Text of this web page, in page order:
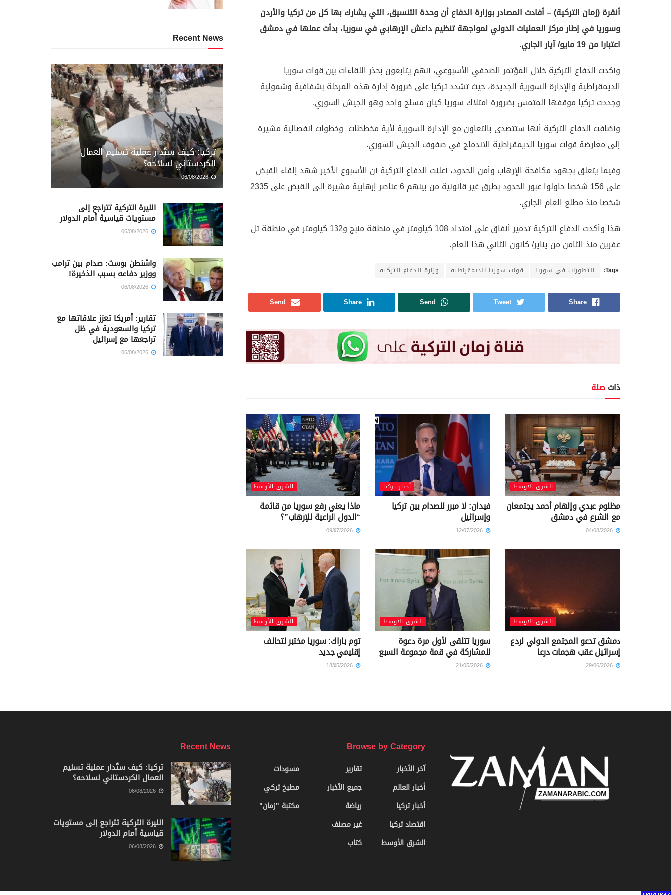
أنقرة (زمان التركية) – أفادت المصادر بوزارة الدفاع أن وحدة التنسيق، التي يشارك بها كل من تركيا والأردن
وسوريا في إطار مركز العمليات الدولي لمواجهة تنظيم داعش الإرهابي في سوريا، بدأت عملها في دمشق
اعتبارا من 19 مايو/ آيار الجاري.
وأكدت الدفاع التركية خلال المؤتمر الصحفي الأسبوعي، أنهم يتابعون بحذر اللقاءات بين قوات سوريا
الديمقراطية والإدارة السورية الجديدة، حيث تشدد تركيا على ضرورة إدارة هذه المرحلة بشفافية وشمولية
وجددت تركيا موقفها المتمس بضرورة امتلاك سوريا كيان مسلح واحد وهو الجيش السوري.
وأضافت الدفاع التركية أنها ستتصدى بالتعاون مع الإدارة السورية لأية مخططات وخطوات انفصالية مشيرة
إلى معارضة قوات سوريا الديمقراطية الاندماج في صفوف الجيش السوري.
وفيما يتعلق بجهود مكافحة الإرهاب وأمن الحدود، أعلنت الدفاع التركية أن الأسبوع الأخير شهد إلقاء القبض
على 156 شخصا حاولوا عبور الحدود بطرق غير قانونية من بينهم 6 عناصر إرهابية مشيرة إلى القبض على 2335
شخصا منذ مطلع العام الجاري.
هذا وأكدت الدفاع التركية تدمير أنفاق على امتداد 108 كيلومتر في منطقة منبج و132 كيلومتر في منطقة تل
عفرين منذ الثامن من يناير/ كانون الثاني هذا العام.
Tags: التطورات في سوريا قوات سوريا الديمقراطية وزارة الدفاع التركية
Share
Tweet
Send
Share
Send
ذات صلة
الشرق الأوسط
مظلوم عبدي وإلهام أحمد يجتمعان
مع الشرع في دمشق
أخبار تركيا
فيدان: لا مبرر للصدام بين تركيا
وإسرائيل
الشرق الأوسط
ماذا يعني رفع سوريا من قائمة
“الدول الراعية للإرهاب”؟
الشرق الأوسط
دمشق تدعو المجتمع الدولي لردع
إسرائيل عقب هجمات درعا
الشرق الأوسط
سوريا تتلقى لأول مرة دعوة
للمشاركة في قمة مجموعة السبع
الشرق الأوسط
توم باراك: سوريا مختبر لتحالف
إقليمي جديد
Recent News
تركيا: كيف ستُدار عملية تسليم العمال
الكردستاني لسلاحه؟
06/08/2026
الليرة التركية تتراجع إلى
مستويات قياسية أمام الدولار
واشنطن بوست: صدام بين ترامب
ووزير دفاعه بسبب الذخيرة!
تقارير: أمريكا تعزز علاقاتها مع
تركيا والسعودية في ظل
تراجعها مع إسرائيل
Browse by Category
آخر الأخبار
أخبار العالم
أخبار تركيا
اقتصاد تركيا
الشرق الأوسط
تقارير
جميع الأخبار
رياضة
غير مصنف
كتاب
مسودات
مطبخ تركي
مكتبة "زمان"
Recent News
تركيا: كيف ستُدار عملية تسليم
العمال الكردستاني لسلاحه؟
الليرة التركية تتراجع إلى مستويات
قياسية أمام الدولار